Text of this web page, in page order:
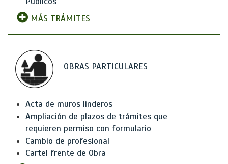
MÁS TRÁMITES
OBRAS PARTICULARES
Acta de muros linderos
Ampliación de plazos de trámites que
requieren permiso con formulario
Cambio de profesional
Cartel frente de Obra